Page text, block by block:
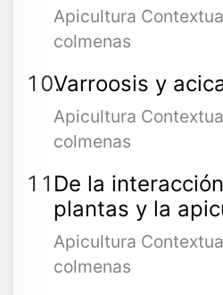
Apicultura
colmenas
Varroosis y
Apicultura
colmenas
De la
plantas y la
Apicultura
colmenas